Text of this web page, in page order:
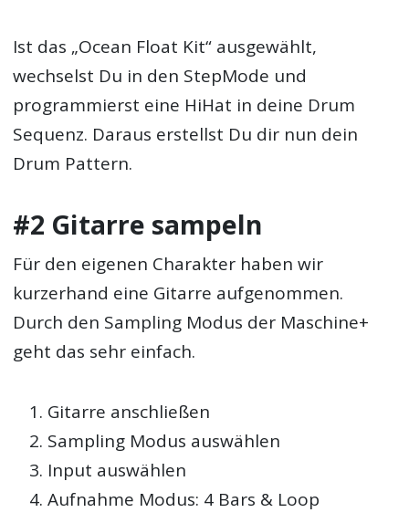
Ist das „Ocean Float Kit“ ausgewählt,
wechselst Du in den StepMode und
programmierst eine HiHat in deine Drum
Sequenz. Daraus erstellst Du dir nun dein
Drum Pattern.
#2 Gitarre sampeln
Für den eigenen Charakter haben wir
kurzerhand eine Gitarre aufgenommen.
Durch den Sampling Modus der Maschine+
geht das sehr einfach.
Gitarre anschließen
Sampling Modus auswählen
Input auswählen
Aufnahme Modus: 4 Bars & Loop